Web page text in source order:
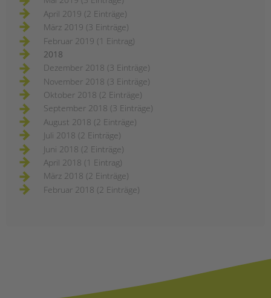
April 2019 (2 Einträge)
März 2019 (3 Einträge)
Februar 2019 (1 Eintrag)
2018
Dezember 2018 (3 Einträge)
November 2018 (3 Einträge)
Oktober 2018 (2 Einträge)
September 2018 (3 Einträge)
August 2018 (2 Einträge)
Juli 2018 (2 Einträge)
Juni 2018 (2 Einträge)
April 2018 (1 Eintrag)
März 2018 (2 Einträge)
Februar 2018 (2 Einträge)